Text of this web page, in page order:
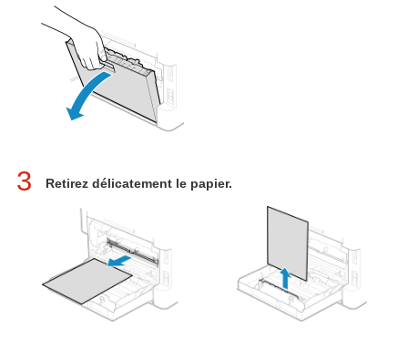
3 Retirez délicatement le papier.